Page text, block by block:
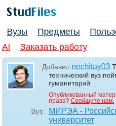
Вузы Предметы
AI
Заказать работу
Добавил:nechitay03
технический вуз
гуманитарий
Опубликованный
права? Сообщите нам.
Вуз:
МИРЭА -
университет